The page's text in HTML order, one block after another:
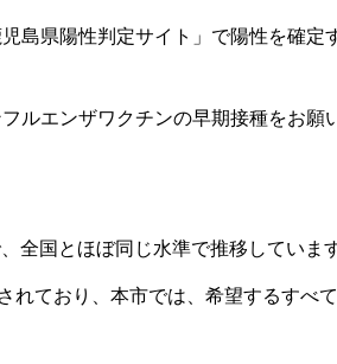
島県陽性判定サイト」で陽性を確定
ルエンザワクチンの早期接種をお願
全国とほぼ同じ水準で推移しています
れており、本市では、希望するすべ